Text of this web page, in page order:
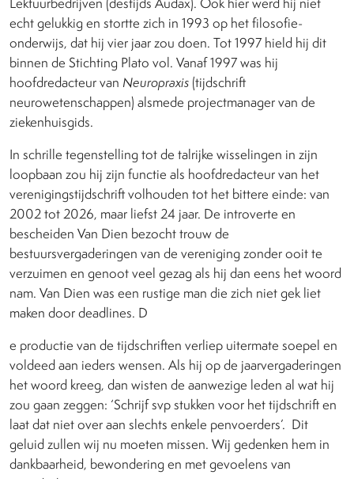
Lektuurbedrijven (destijds Audax). Ook hier werd hij niet
echt gelukkig en stortte zich in 1993 op het filosofie-
onderwijs, dat hij vier jaar zou doen. Tot 1997 hield hij dit
binnen de Stichting Plato vol. Vanaf 1997 was hij
hoofdredacteur van Neuropraxis (tijdschrift
neurowetenschappen) alsmede projectmanager van de
ziekenhuisgids.
In schrille tegenstelling tot de talrijke wisselingen in zijn
loopbaan zou hij zijn functie als hoofdredacteur van het
verenigingstijdschrift volhouden tot het bittere einde: van
2002 tot 2026, maar liefst 24 jaar. De introverte en
bescheiden Van Dien bezocht trouw de
bestuursvergaderingen van de vereniging zonder ooit te
verzuimen en genoot veel gezag als hij dan eens het woord
nam. Van Dien was een rustige man die zich niet gek liet
maken door deadlines. D
e productie van de tijdschriften verliep uitermate soepel en
voldeed aan ieders wensen. Als hij op de jaarvergaderingen
het woord kreeg, dan wisten de aanwezige leden al wat hij
zou gaan zeggen: ‘Schrijf svp stukken voor het tijdschrift en
laat dat niet over aan slechts enkele penvoerders’. Dit
geluid zullen wij nu moeten missen. Wij gedenken hem in
dankbaarheid, bewondering en met gevoelens van